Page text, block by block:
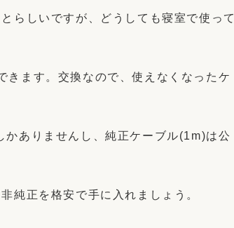
らしいですが、どうしても寝室で使って
ます。交換なので、使えなくなったケ
ありませんし、純正ケーブル(1m)は公
純正を格安で手に入れましょう。